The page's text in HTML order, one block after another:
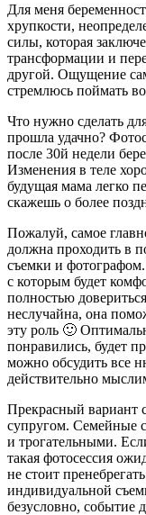
Для меня
хрупкости,
силы, которая
трансформации и
другой. Ощущение
стремлюсь поймать
Что нужно сделать
прошла удачно?
после 30й недели
Изменения в теле
будущая мама легко
скажешь о более
Пожалуй, самое
должна проходить в
съемки и
с которым будет
полностью
неслучайна, она
эту роль 🙂
понравились, будет
можно обсудить все
действительно
Прекрасный вариант
супругом. Семейные
и трогательными.
такая фотосессия
не стоит
индивидуальной
безусловно, событие